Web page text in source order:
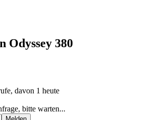
Odyssey 380
davon 1 heute
bitte warten...